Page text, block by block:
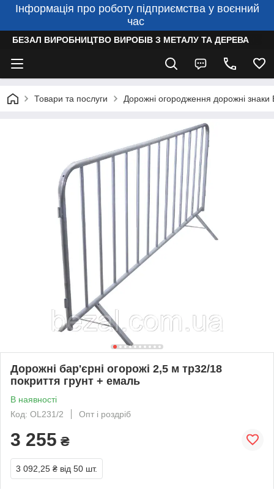
Інформація про роботу підприємства у воєнний
час
БЕЗАЛ ВИРОБНИЦТВО ВИРОБІВ З МЕТАЛУ ТА ДЕРЕВА
Товари та послуги Дорожні огородження дорожні знаки
Дорожні бар'єрні огорожі 2,5 м тр32/18
покриття грунт + емаль
В наявності
Код: OL231/2
Опт і роздріб
3 255 ₴
3 092,25 ₴ від 50 шт.